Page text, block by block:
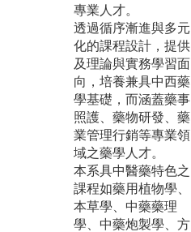
專業人才。
透過循序漸進與多元
化的課程設計，提供
及理論與實務學習面
向，培養兼具中西藥
學基礎，而涵蓋藥事
照護、藥物研發、藥
業管理行銷等專業領
域之藥學人才。
本系具中醫藥特色之
課程如藥用植物學、
本草學、中藥藥理
學、中藥炮製學、方